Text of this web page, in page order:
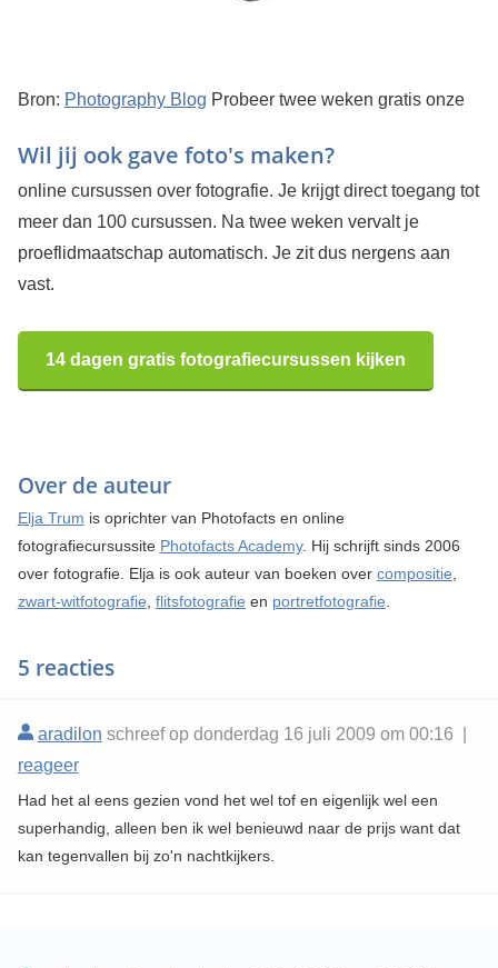
Bron: Photography Blog
Wil jij ook gave foto's maken?
Probeer twee weken gratis onze
online cursussen over fotografie. Je krijgt direct toegang tot
meer dan 100 cursussen. Na twee weken vervalt je
proeflidmaatschap automatisch. Je zit dus nergens aan
vast.
14 dagen gratis fotografiecursussen kijken
Over de auteur
Elja Trum is oprichter van Photofacts en online
fotografiecursussite Photofacts Academy. Hij schrijft sinds 2006
over fotografie. Elja is ook auteur van boeken over compositie
zwart-witfotografie flitsfotografie en portretfotografie
5 reacties
aradilon schreef op donderdag 16 juli 2009 om 00:16 |
reageer
Had het al eens gezien vond het wel tof en eigenlijk wel een
superhandig, alleen ben ik wel benieuwd naar de prijs want dat
kan tegenvallen bij zo'n nachtkijkers.